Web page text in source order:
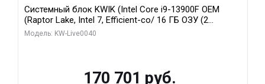
Системный блок KWIK (Intel Core i9-13900F OEM
(Raptor Lake, Intel 7, Efficient-co/ 16 ГБ ОЗУ (2
модуля)/ Gigabyte RTX5070 GAMING OC 12GB GDDR7
Модель: KW-Live0040
170 701 руб.